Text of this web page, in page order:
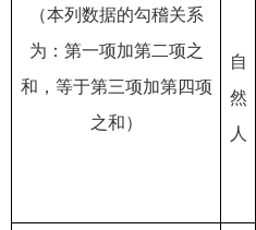
（本列数据的勾稽关系
为：第一项加第二项之
和，等于第三项加第四项
之和）
自
然
人